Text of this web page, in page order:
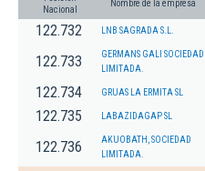
Nacional
Nombre de la empresa
122.732 LNB SAGRADA S.L.
122.733
GERMANS GALI SOCIEDAD
LIMITADA.
122.734 GRUAS LA ERMITA SL
122.735 LABAZIDAGAP SL
122.736
AKUOBATH, SOCIEDAD
LIMITADA.